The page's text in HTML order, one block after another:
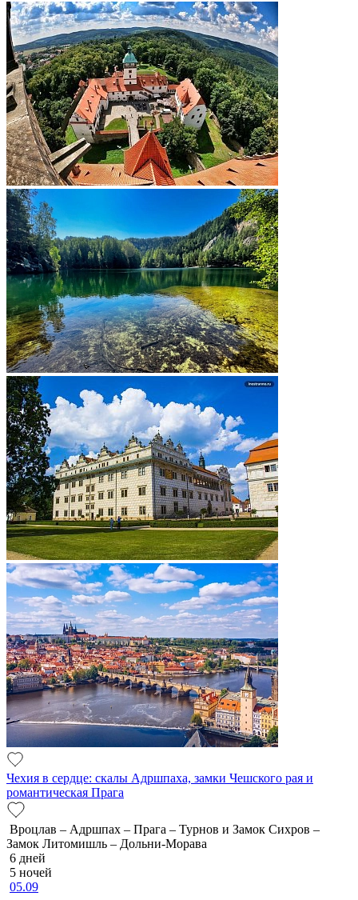
Чехия в сердце: скалы Адршпаха, замки Чешского рая и
романтическая Прага
Вроцлав – Адршпах – Прага – Турнов и Замок Сихров –
Замок Литомишль – Дольни-Морава
6 дней
5 ночей
05.09